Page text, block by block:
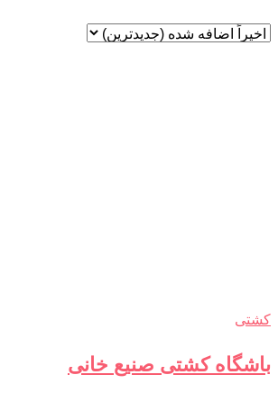
کشتی
باشگاه کشتی صنیع خانی